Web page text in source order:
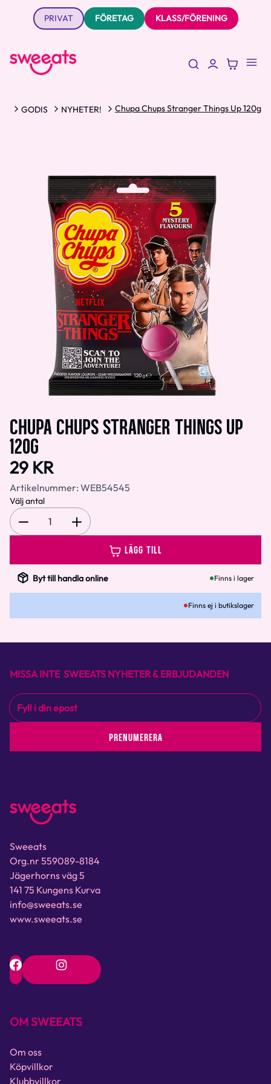
PRIVAT FÖRETAG KLASS/FÖRENING
GODIS NYHETER! Chupa Chups Stranger Things Up 120g
CHUPA CHUPS STRANGER THINGS UP
120G
29 KR
Artikelnummer: WEB54545
Välj antal
1
LÄGG TILL
Byt till handla online Finns i lager
Finns ej i butikslager
MISSA INTE SWEEATS NYHETER & ERBJUDANDEN
PRENUMERERA
Sweeats
Org.nr 559089-8184
Jägerhorns väg 5
141 75 Kungens Kurva
info@sweeats.se
www.sweeats.se
OM SWEEATS
Om oss
Köpvillkor
Klubbvillkor